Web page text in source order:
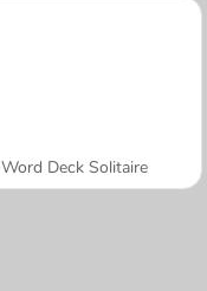
Word Deck Solitaire